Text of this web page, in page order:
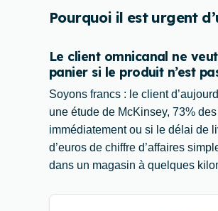
Pourquoi il est urgent
Le client omnicanal ne
panier si le produit n’est
Soyons francs : le client
une étude de McKinsey, 73%
immédiatement ou si le délai de
d’euros de chiffre d’affaires
dans un magasin à quelques